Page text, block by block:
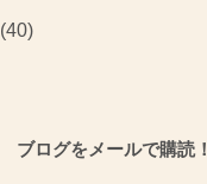
(40)
ブログをメールで購読！